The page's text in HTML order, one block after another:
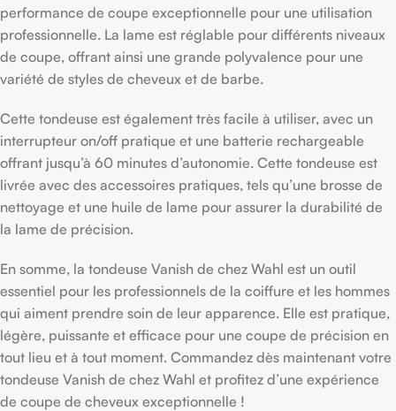
performance de coupe exceptionnelle pour une utilisation
professionnelle. La lame est réglable pour différents niveaux
de coupe, offrant ainsi une grande polyvalence pour une
variété de styles de cheveux et de barbe.
Cette tondeuse est également très facile à utiliser, avec un
interrupteur on/off pratique et une batterie rechargeable
offrant jusqu’à 60 minutes d’autonomie. Cette tondeuse est
livrée avec des accessoires pratiques, tels qu’une brosse de
nettoyage et une huile de lame pour assurer la durabilité de
la lame de précision.
En somme, la tondeuse Vanish de chez Wahl est un outil
essentiel pour les professionnels de la coiffure et les hommes
qui aiment prendre soin de leur apparence. Elle est pratique,
légère, puissante et efficace pour une coupe de précision en
tout lieu et à tout moment. Commandez dès maintenant votre
tondeuse Vanish de chez Wahl et profitez d’une expérience
de coupe de cheveux exceptionnelle !